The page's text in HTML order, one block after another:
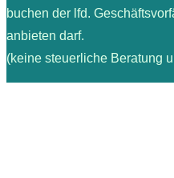
buchen der lfd.
anbieten darf.
(keine steuerliche Beratung